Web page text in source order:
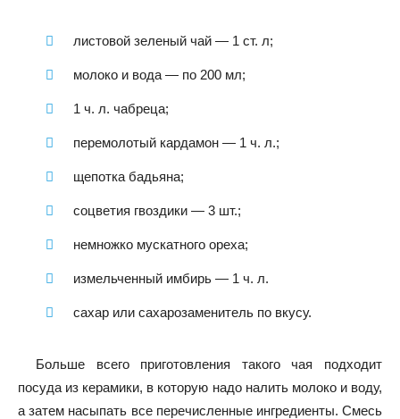
листовой зеленый чай — 1 ст. л;
молоко и вода — по 200 мл;
1 ч. л. чабреца;
перемолотый кардамон — 1 ч. л.;
щепотка бадьяна;
соцветия гвоздики — 3 шт.;
немножко мускатного ореха;
измельченный имбирь — 1 ч. л.
сахар или сахарозаменитель по вкусу.
Больше всего приготовления такого чая подходит
посуда из керамики, в которую надо налить молоко и воду,
а затем насыпать все перечисленные ингредиенты. Смесь